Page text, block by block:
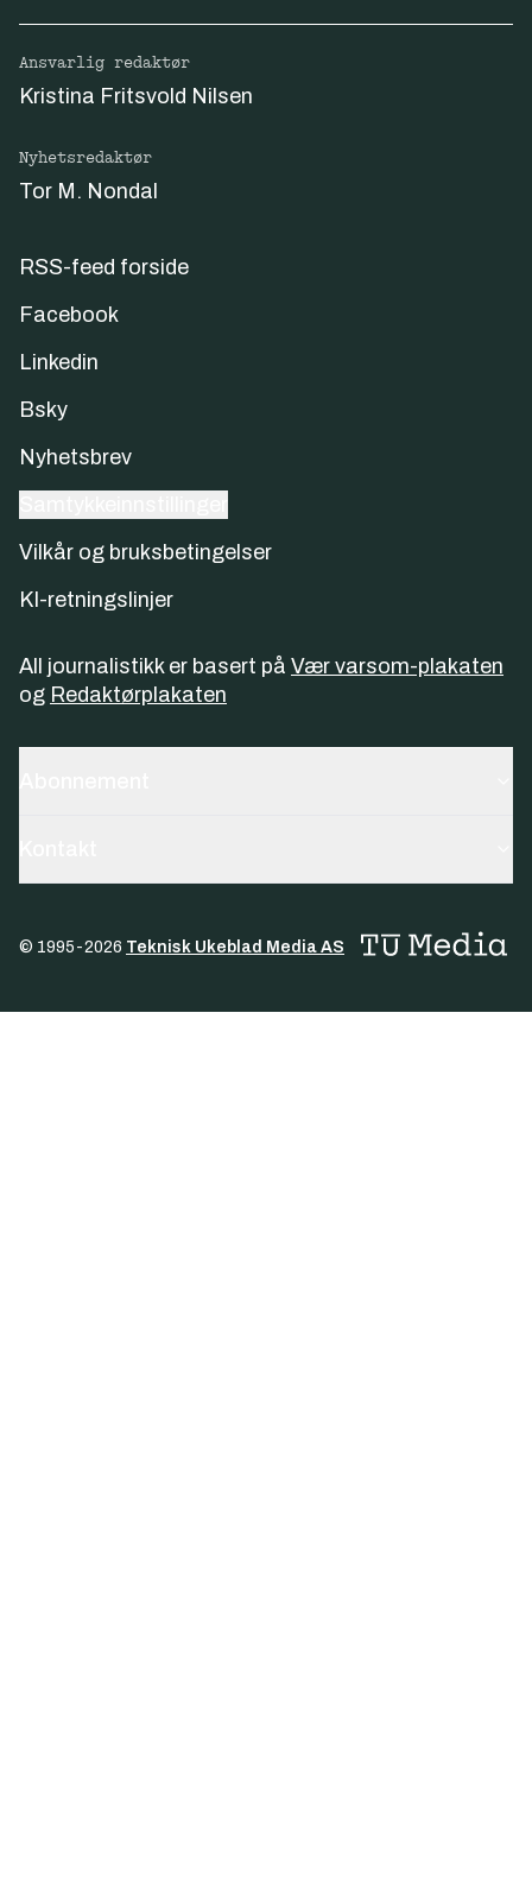
Ansvarlig redaktør
Kristina Fritsvold Nilsen
Nyhetsredaktør
Tor M. Nondal
RSS-feed forside
Facebook
Linkedin
Bsky
Nyhetsbrev
Vilkår og bruksbetingelser
KI-retningslinjer
All journalistikk er basert på Vær varsom-plakaten
og Redaktørplakaten
© 1995-2026 Teknisk Ukeblad Media AS